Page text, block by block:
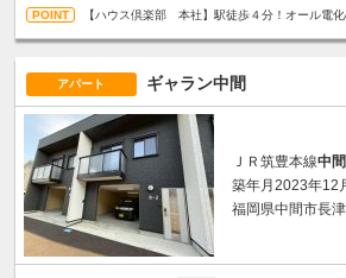
【ハウス倶楽部 本社】駅徒歩４分！オール電化
アパート ギャラン中間
ＪＲ筑豊本線中
築年月2023年12
福岡県中間市長